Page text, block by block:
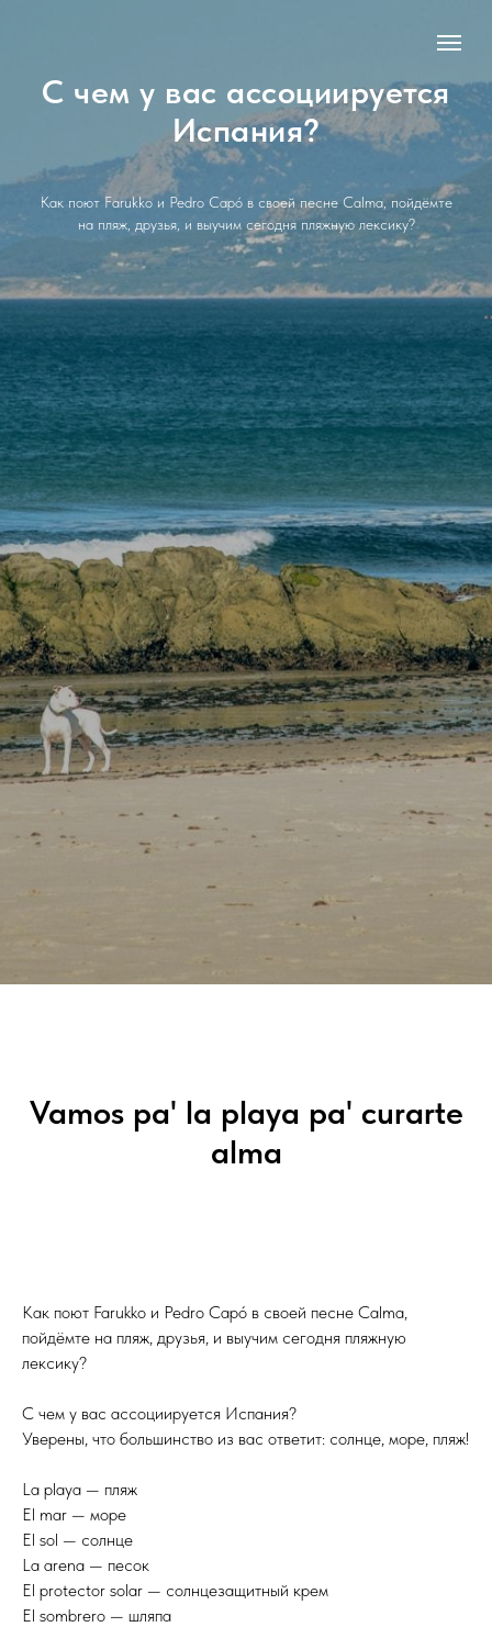
С чем у вас ассоциируется
Испания?
Как поют Farukko и Pedro Capó в своей песне Calma, пойдёмте
на пляж, друзья, и выучим сегодня пляжную лексику?
Vamos pa' la playa pa' curarte
alma
Как поют Farukko и Pedro Capó в своей песне Calma,
пойдёмте на пляж, друзья, и выучим сегодня пляжную
лексику?
С чем у вас ассоциируется Испания?
Уверены, что большинство из вас ответит: солнце, море, пляж!
La playa — пляж
El mar — море
El sol — солнце
La arena — песок
El protector solar — солнцезащитный крем
El sombrero — шляпа